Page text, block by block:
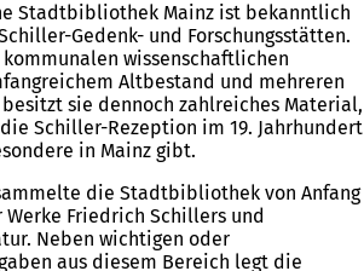
Stadtbibliothek Mainz ist bekanntlich
Gedenk- und Forschungsstätten.
wissenschaftlichen
Altbestand und mehreren
sie dennoch zahlreiches Material,
Schiller-Rezeption im 19. Jahrhundert
in Mainz gibt.
die Stadtbibliothek von Anfang
Friedrich Schillers und
Neben wichtigen oder
aus diesem Bereich legt die